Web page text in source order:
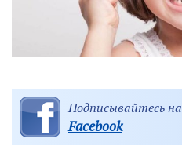
Подписывайтесь на
Facebook